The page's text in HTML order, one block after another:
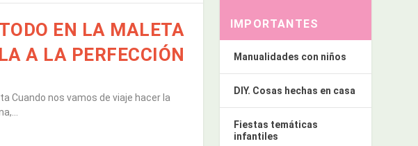
EN LA MALETA
A LA PERFECCIÓN
Cuando nos vamos de viaje hacer la
IMPORTANTES
Manualidades con niños
DIY. Cosas hechas en casa
Fiestas temáticas
infantiles